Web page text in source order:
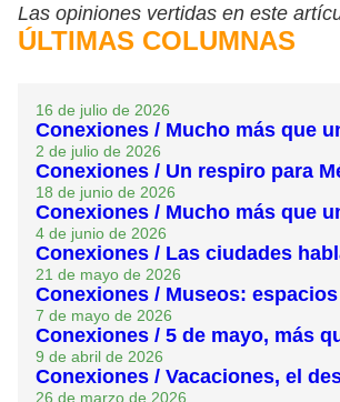
Las opiniones vertidas en este
ÚLTIMAS COLUMNAS
16 de julio de 2026
Conexiones / Mucho más que
2 de julio de 2026
Conexiones / Un respiro para
18 de junio de 2026
Conexiones / Mucho más que
4 de junio de 2026
Conexiones / Las ciudades
21 de mayo de 2026
Conexiones / Museos:
7 de mayo de 2026
Conexiones / 5 de mayo, más
9 de abril de 2026
Conexiones / Vacaciones, el
26 de marzo de 2026